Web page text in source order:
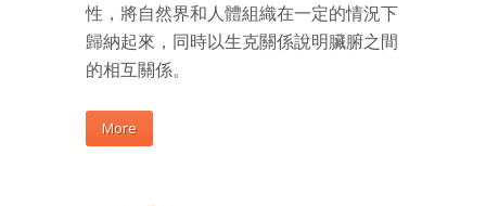
性，將自然界和人體組織在一定的情況下
歸納起來，同時以生克關係說明臟腑之間
的相互關係。
More